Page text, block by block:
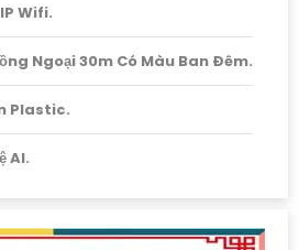
IP Wifi.
Ngoại 30m Có Màu Ban Ðêm.
Plastic.
AI.